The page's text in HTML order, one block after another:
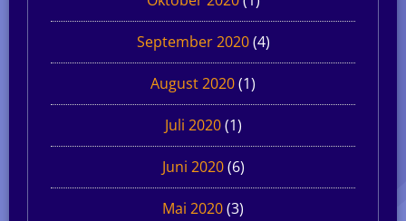
September 2020(4)
August 2020(1)
Juli 2020(1)
Juni 2020(6)
Mai 2020(3)